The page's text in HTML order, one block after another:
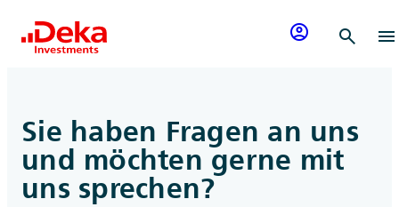
account_circle search menu
Sie haben Fragen an uns
und möchten gerne mit
uns sprechen?